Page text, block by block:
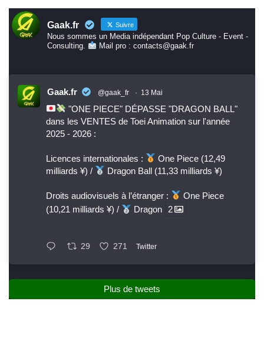
Gaak.fr Suivre
Nous sommes un Media indépendant Pop Culture - Event -
Consulting.
Mail pro : contacts@gaak.fr
Gaak.fr @gaak_fr · 13 Mai
"ONE PIECE" DÉPASSE "DRAGON BALL"
dans les VENTES de Toei Animation sur l'année
2025 - 2026 :
Licences internationales :
One Piece (12,49
milliards ¥) /
Dragon Ball (11,33 milliards ¥)
Droits audiovisuels à l’étranger :
One Piece
(10,21 milliards ¥) /
Dragon 2
29 271 Twitter
Plus de tweets